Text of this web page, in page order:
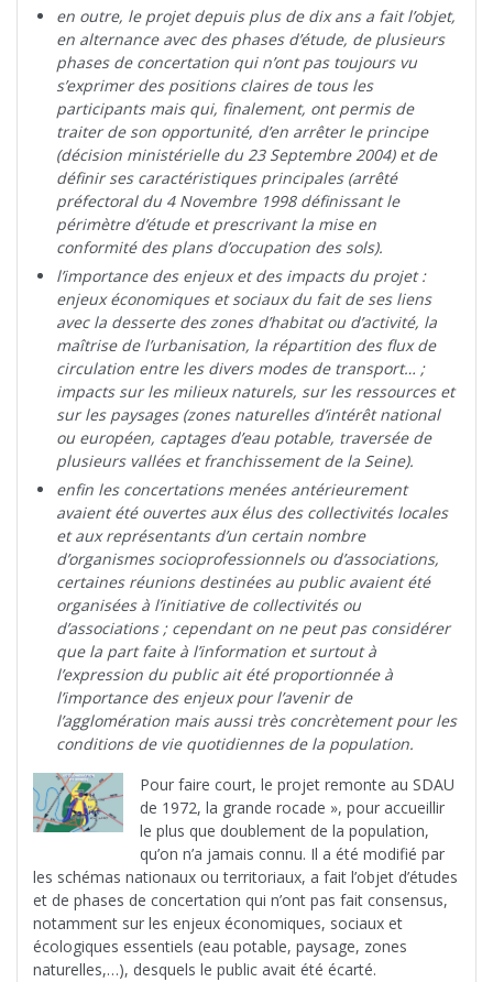
en outre, le projet depuis plus de dix ans a fait l’objet,
en alternance avec des phases d’étude, de plusieurs
phases de concertation qui n’ont pas toujours vu
s’exprimer des positions claires de tous les
participants mais qui, finalement, ont permis de
traiter de son opportunité, d’en arrêter le principe
(décision ministérielle du 23 Septembre 2004) et de
définir ses caractéristiques principales (arrêté
préfectoral du 4 Novembre 1998 définissant le
périmètre d’étude et prescrivant la mise en
conformité des plans d’occupation des sols).
l’importance des enjeux et des impacts du projet :
enjeux économiques et sociaux du fait de ses liens
avec la desserte des zones d’habitat ou d’activité, la
maîtrise de l’urbanisation, la répartition des flux de
circulation entre les divers modes de transport… ;
impacts sur les milieux naturels, sur les ressources et
sur les paysages (zones naturelles d’intérêt national
ou européen, captages d’eau potable, traversée de
plusieurs vallées et franchissement de la Seine).
enfin les concertations menées antérieurement
avaient été ouvertes aux élus des collectivités locales
et aux représentants d’un certain nombre
d’organismes socioprofessionnels ou d’associations,
certaines réunions destinées au public avaient été
organisées à l’initiative de collectivités ou
d’associations ; cependant on ne peut pas considérer
que la part faite à l’information et surtout à
l’expression du public ait été proportionnée à
l’importance des enjeux pour l’avenir de
l’agglomération mais aussi très concrètement pour les
conditions de vie quotidiennes de la population.
Pour faire court, le projet remonte au SDAU
de 1972, la grande rocade », pour accueillir
le plus que doublement de la population,
qu’on n’a jamais connu. Il a été modifié par
les schémas nationaux ou territoriaux, a fait l’objet d’études
et de phases de concertation qui n’ont pas fait consensus,
notamment sur les enjeux économiques, sociaux et
écologiques essentiels (eau potable, paysage, zones
naturelles,…), desquels le public avait été écarté.